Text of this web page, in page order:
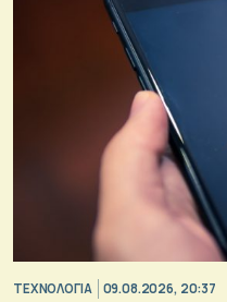
ΤΕΧΝΟΛΟΓΙΑ 09.08.2026, 20:37